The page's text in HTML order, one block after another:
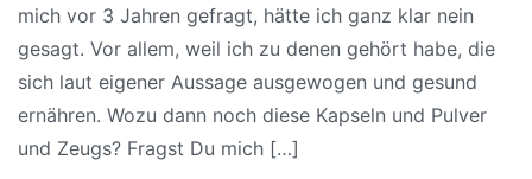
mich vor 3 Jahren gefragt, hätte ich ganz klar nein
gesagt. Vor allem, weil ich zu denen gehört habe, die
sich laut eigener Aussage ausgewogen und gesund
ernähren. Wozu dann noch diese Kapseln und Pulver
und Zeugs? Fragst Du mich […]